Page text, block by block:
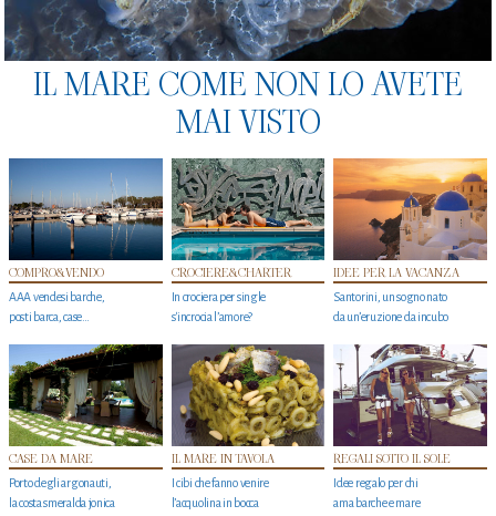
IL MARE COME NON LO AVETE
MAI VISTO
COMPRO&VENDO
AAA vendesi barche,
posti barca, case…
CROCIERE&CHARTER
In crociera per single
s'incrocia l’amore?
IDEE PER LA VACANZA
Santorini, un sogno nato
da un’eruzione da incubo
CASE DA MARE
Porto degli argonauti,
la costa smeralda jonica
IL MARE IN TAVOLA
I cibi che fanno venire
l’acquolina in bocca
REGALI SOTTO IL SOLE
Idee regalo per chi
ama barche e mare